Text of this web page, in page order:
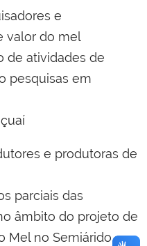
e
valor do mel
de atividades de
pesquisas em
e produtoras de
parciais das
âmbito do projeto de
Mel no Semiárido